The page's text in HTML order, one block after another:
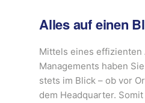
Alles auf einen
Mittels eines effizienten
Managements haben
stets im Blick – ob vor
dem Headquarter.